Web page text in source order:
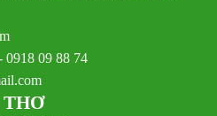
09 88 74
THƠ